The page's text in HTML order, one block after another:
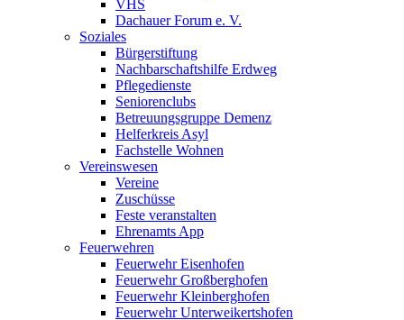
VHS
Dachauer Forum e. V.
Soziales
Bürgerstiftung
Nachbarschaftshilfe Erdweg
Pflegedienste
Seniorenclubs
Betreuungsgruppe Demenz
Helferkreis Asyl
Fachstelle Wohnen
Vereinswesen
Vereine
Zuschüsse
Feste veranstalten
Ehrenamts App
Feuerwehren
Feuerwehr Eisenhofen
Feuerwehr Großberghofen
Feuerwehr Kleinberghofen
Feuerwehr Unterweikertshofen